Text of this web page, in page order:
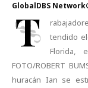
GlobalDBS
T
tendido
Florida,
FOTO/ROBERT
huracán Ian se